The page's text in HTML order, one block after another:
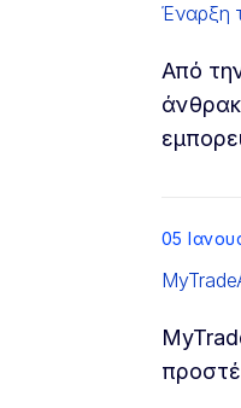
Έναρξη
Από
List
05